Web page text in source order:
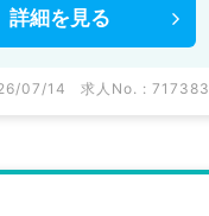
詳細を 見る
07/14 求人No. : 717383